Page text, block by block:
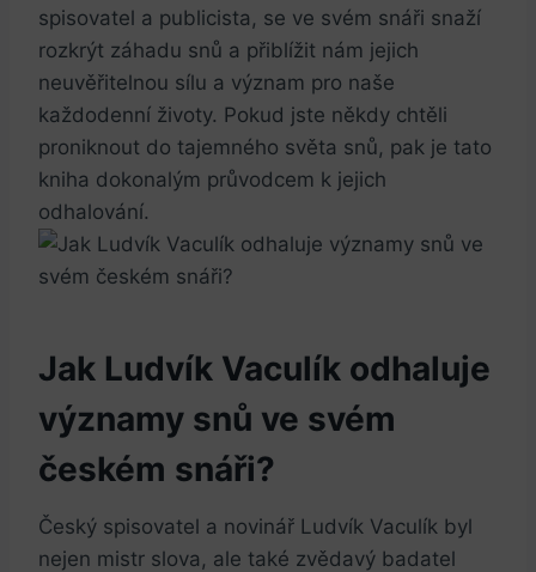
⁤spisovatel a publicista, se ve svém snáři snaží
rozkrýt záhadu snů a ​přiblížit nám jejich
neuvěřitelnou sílu a význam pro naše
každodenní životy.⁢ Pokud jste někdy⁤ chtěli
proniknout do tajemného světa snů, pak je tato
⁤kniha dokonalým průvodcem k jejich
odhalování.
Jak ⁤Ludvík Vaculík odhaluje
​významy​ snů ve svém
českém snáři?
Český spisovatel a‌ novinář Ludvík Vaculík byl
nejen mistr slova,⁤ ale také zvědavý badatel